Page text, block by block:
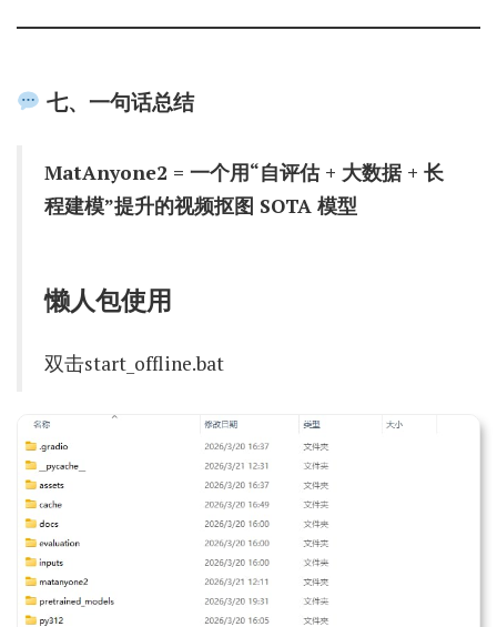
七、一句话总结
MatAnyone2 = 一个用“自评估 + 大数据 + 长
程建模”提升的视频抠图 SOTA 模型
懒人包使用
双击start_offline.bat